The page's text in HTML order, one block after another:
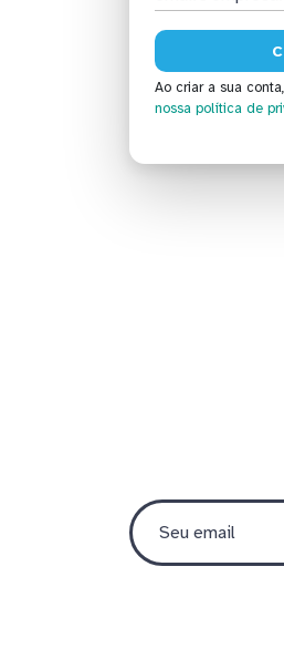
Ao criar a sua
nossa política de